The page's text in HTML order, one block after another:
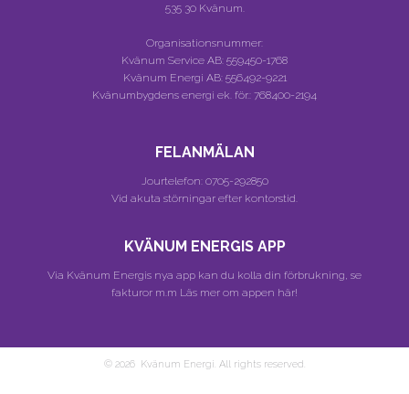
535 30 Kvänum.
Organisationsnummer:
Kvänum Service AB: 559450-1768
Kvänum Energi AB: 556492-9221
Kvänumbygdens energi ek. för.: 768400-2194
FELANMÄLAN
Jourtelefon: 0705-292850
Vid akuta störningar efter kontorstid.
KVÄNUM ENERGIS APP
Via Kvänum Energis nya app kan du kolla din förbrukning, se
fakturor m.m Läs mer om appen här!
© 2026 Kvänum Energi. All rights reserved.